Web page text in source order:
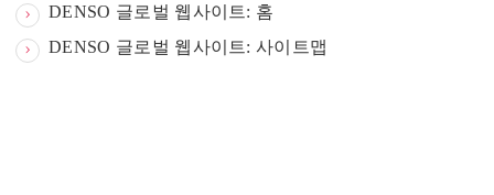
DENSO 글로벌 웹사이트: 홈
DENSO 글로벌 웹사이트: 사이트맵